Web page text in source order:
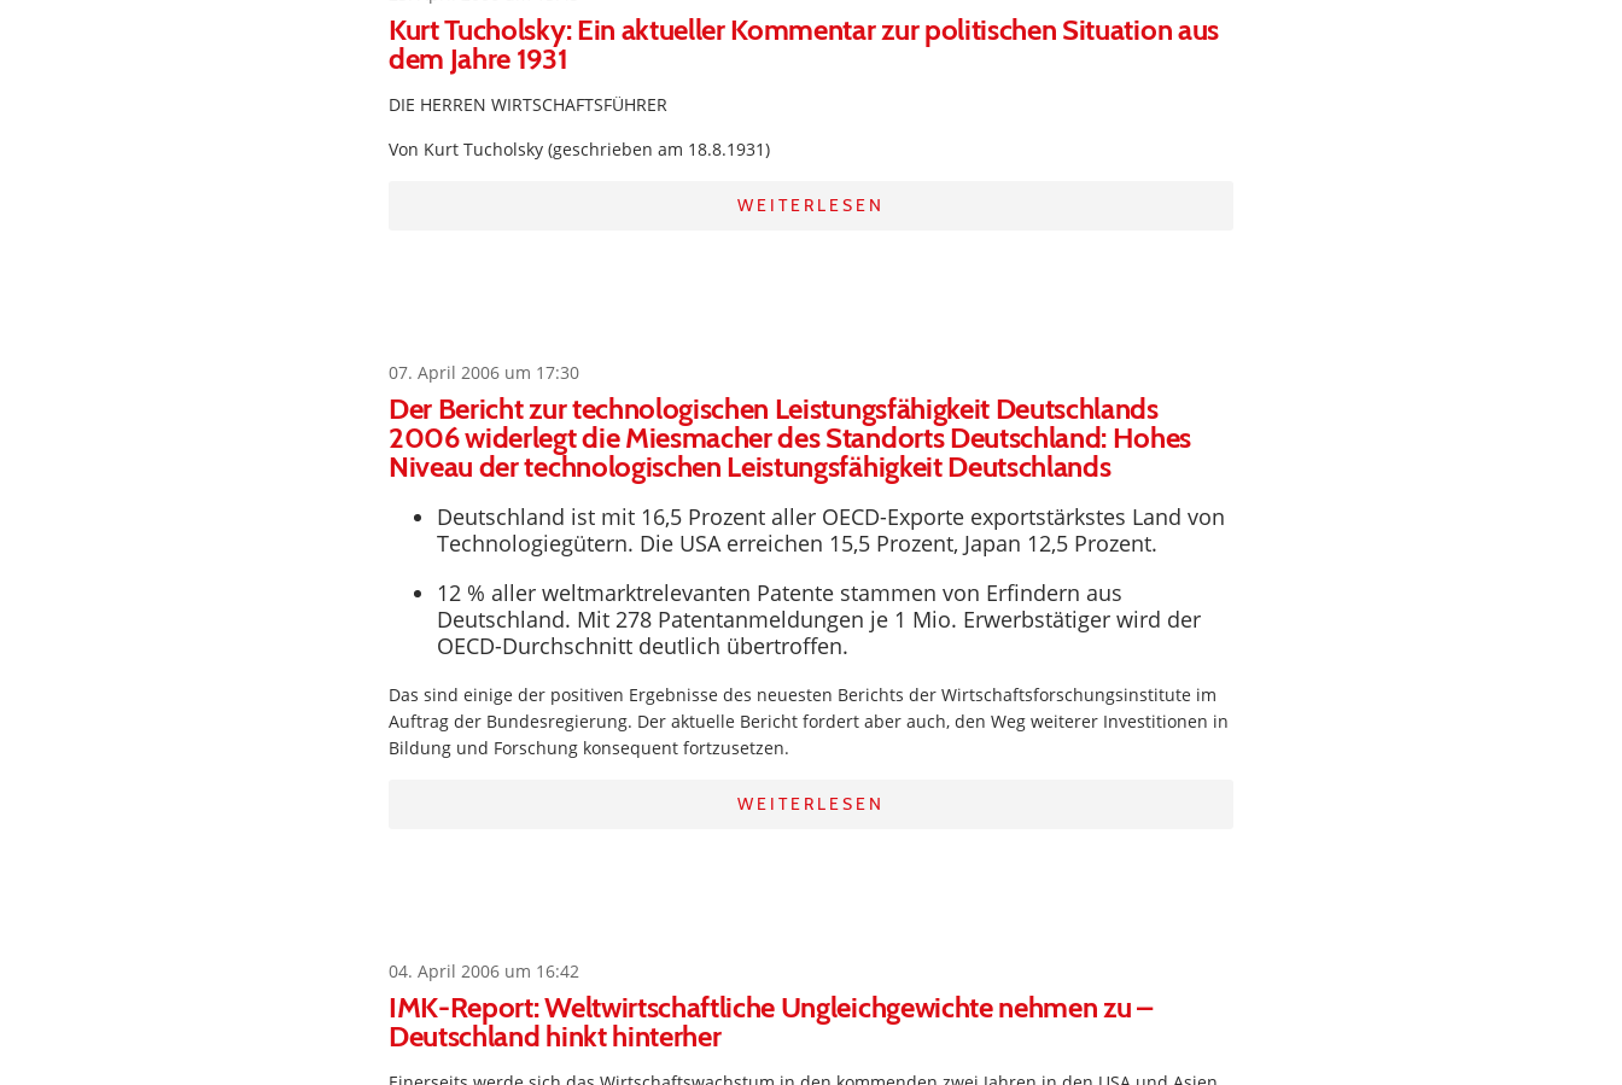
Kurt Tucholsky: Ein aktueller Kommentar zur politischen Situation aus
dem Jahre 1931
DIE HERREN WIRTSCHAFTSFÜHRER
Von Kurt Tucholsky (geschrieben am 18.8.1931)
WEITERLESEN
07. April 2006 um 17:30
Der Bericht zur technologischen Leistungsfähigkeit Deutschlands
2006 widerlegt die Miesmacher des Standorts Deutschland: Hohes
Niveau der technologischen Leistungsfähigkeit Deutschlands
Deutschland ist mit 16,5 Prozent aller OECD-Exporte exportstärkstes Land von
Technologiegütern. Die USA erreichen 15,5 Prozent, Japan 12,5 Prozent.
12 % aller weltmarktrelevanten Patente stammen von Erfindern aus
Deutschland. Mit 278 Patentanmeldungen je 1 Mio. Erwerbstätiger wird der
OECD-Durchschnitt deutlich übertroffen.
Das sind einige der positiven Ergebnisse des neuesten Berichts der Wirtschaftsforschungsinstitute im
Auftrag der Bundesregierung. Der aktuelle Bericht fordert aber auch, den Weg weiterer Investitionen in
Bildung und Forschung konsequent fortzusetzen.
WEITERLESEN
04. April 2006 um 16:42
IMK-Report: Weltwirtschaftliche Ungleichgewichte nehmen zu –
Deutschland hinkt hinterher